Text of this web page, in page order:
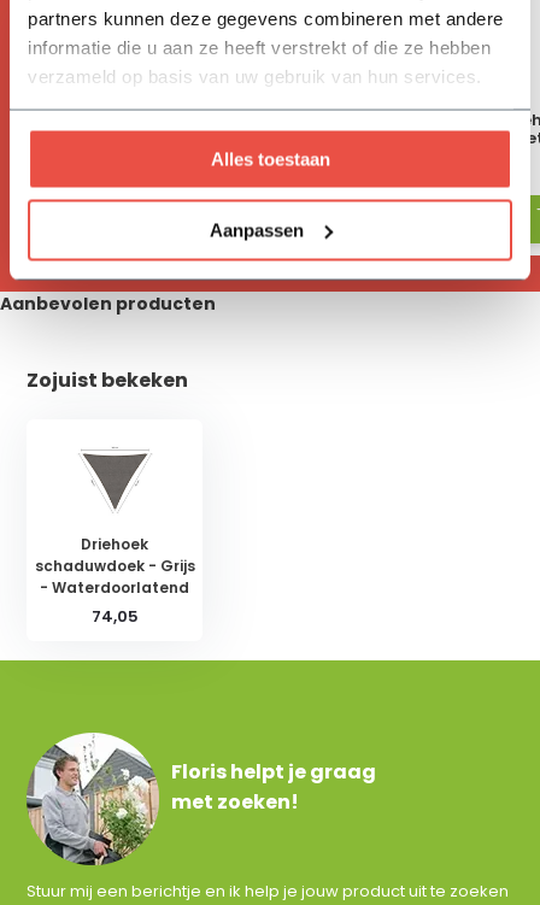
partners kunnen deze gegevens combineren met andere
informatie die u aan ze heeft verstrekt of die ze hebben
verzameld op basis van uw gebruik van hun services.
Alles toestaan
Aanpassen
schaduwdoek <5 meter
43,65
Bevestiging set -
schaduwdoek >5
49,35
Aanbevolen producten
Zojuist bekeken
Driehoek
schaduwdoek - Grijs
- Waterdoorlatend
74,05
Floris helpt je graag
met zoeken!
Stuur mij een berichtje en ik help je jouw product uit te zoeken